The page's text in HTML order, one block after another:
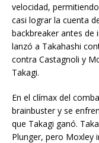
velocidad,
casi lograr la cuenta
backbreaker antes de
lanzó a Takahashi
contra Castagnoli y
Takagi.
En el clímax del
brainbuster y se
que Takagi ganó.
Plunger, pero Moxley